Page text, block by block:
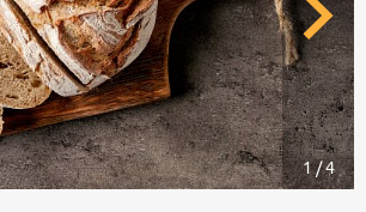
1 / 4